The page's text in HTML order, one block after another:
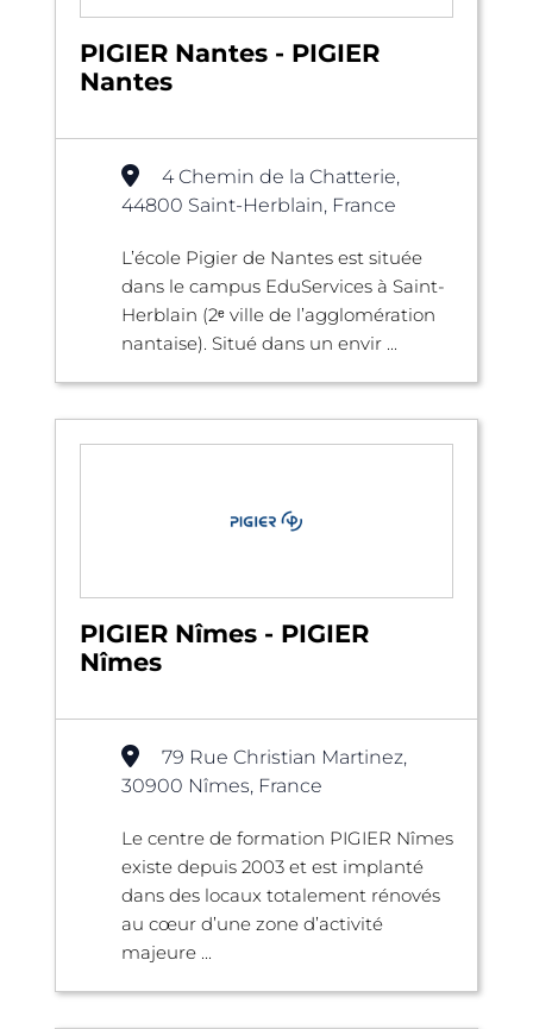
PIGIER Nantes - PIGIER
Nantes
4 Chemin de la Chatterie,
44800 Saint-Herblain, France
L’école Pigier de Nantes est située
dans le campus EduServices à Saint-
Herblain (2ᵉ ville de l’agglomération
nantaise). Situé dans un envir ...
PIGIER Nîmes - PIGIER
Nîmes
79 Rue Christian Martinez,
30900 Nîmes, France
Le centre de formation PIGIER Nîmes
existe depuis 2003 et est implanté
dans des locaux totalement rénovés
au cœur d’une zone d’activité
majeure ...